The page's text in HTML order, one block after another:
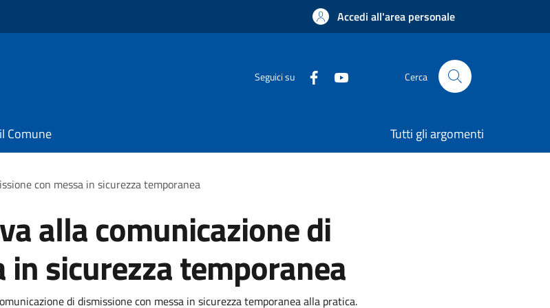
Accedi all'area personale
Seguici su Cerca
Comune Tutti gli argomenti
con messa in sicurezza temporanea
alla comunicazione di
sicurezza temporanea
di dismissione con messa in sicurezza temporanea alla pratica.